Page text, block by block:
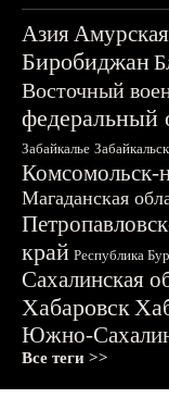
Азия
Биробиджан
Восточный
федеральный
Забайкалье
Комсомольск-
Магаданская
край Республика
Сахалинская
Хабаровск
Южно-
Все теги >>